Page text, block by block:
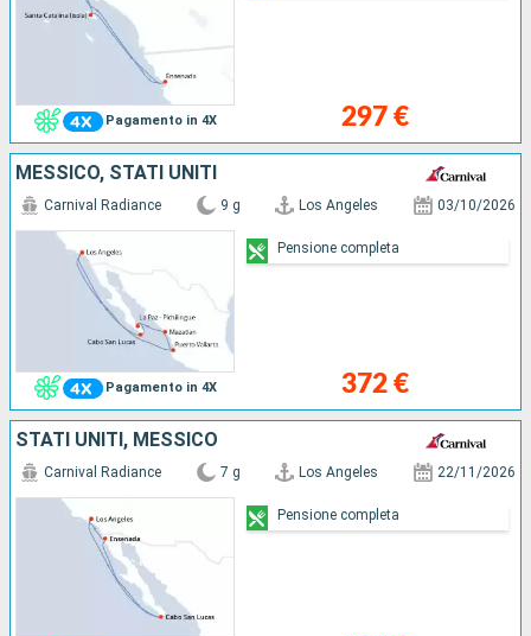
Pagamento in 4X 297 €
MESSICO, STATI UNITI
Pagamento in 4X
Carnival Radiance 9 g Los Angeles 03/10/2026
372 €
Pensione completa
STATI UNITI, MESSICO
Carnival Radiance 7 g Los Angeles 22/11/2026
Pensione completa